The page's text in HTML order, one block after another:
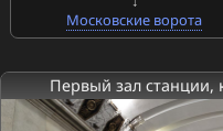
Московские ворота
Первый зал